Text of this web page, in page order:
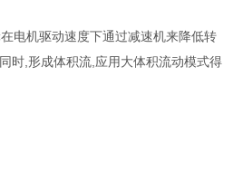
电机驱动速度下通过减速机来降低转
时,形成体积流,应用大体积流动模式得